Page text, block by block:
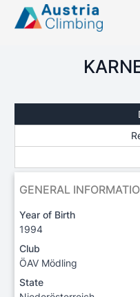
GENERAL
Year of Birth
1994
Club
ÖAV Mödling
State